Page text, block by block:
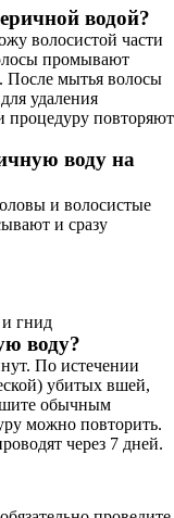
водой?
волосистой части
промывают
мытья волосы
удаления
процедуру повторяют
воду на
и волосистые
и сразу
гнид
воду?
По истечении
убитых вшей,
обычным
можно повторить.
через 7 дней.